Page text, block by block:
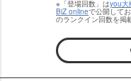
※「登場回数」はyou大
BiZ onlineで公開して
のランクイン回数を掲